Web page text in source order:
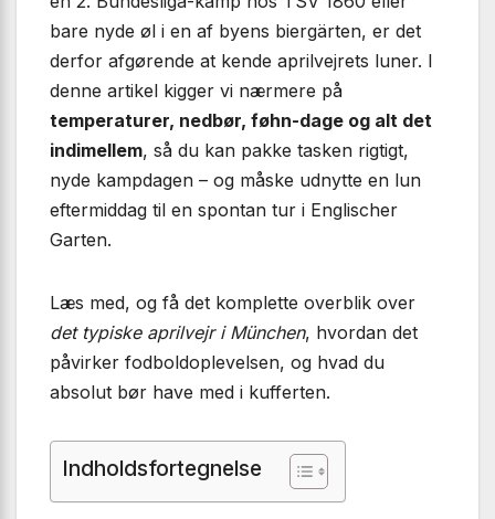
bare nyde øl i en af byens biergärten, er det
derfor afgørende at kende aprilvejrets luner. I
denne artikel kigger vi nærmere på
temperaturer, nedbør, føhn-dage og alt det
indimellem, så du kan pakke tasken rigtigt,
nyde kampdagen – og måske udnytte en lun
eftermiddag til en spontan tur i Englischer
Garten.
Læs med, og få det komplette overblik over
det typiske aprilvejr i München, hvordan det
påvirker fodboldoplevelsen, og hvad du
absolut bør have med i kufferten.
Indholdsfortegnelse